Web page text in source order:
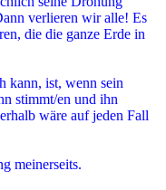
verlieren wir alle! Es
die die ganze Erde in
kann, ist, wenn sein
stimmt/en und ihn
wäre auf jeden Fall
meinerseits.